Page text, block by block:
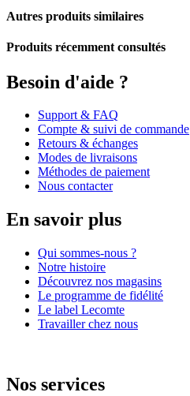
Autres produits similaires
Produits récemment consultés
Besoin d'aide ?
Support & FAQ
Compte & suivi de commande
Retours & échanges
Modes de livraisons
Méthodes de paiement
Nous contacter
En savoir plus
Qui sommes-nous ?
Notre histoire
Découvrez nos magasins
Le programme de fidélité
Le label Lecomte
Travailler chez nous
Nos services